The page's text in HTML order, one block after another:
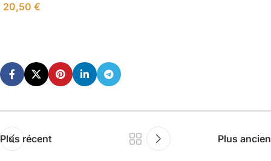
20,50 €
Plus récent Plus ancien